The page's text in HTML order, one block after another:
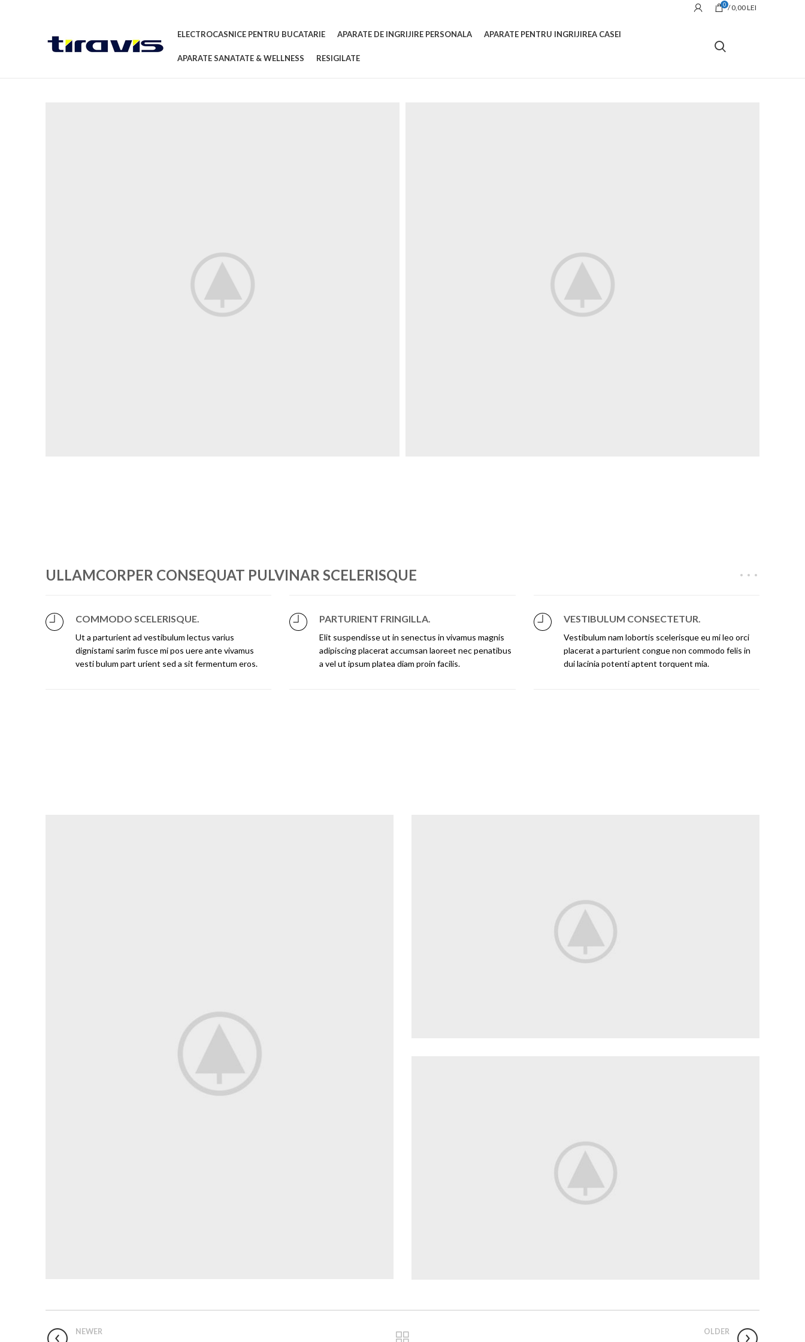
0 / 0,00LEI
ELECTROCASNICE PENTRU BUCATARIE APARATE DE INGRIJIRE PERSONALA APARATE PENTRU INGRIJIREA CASEI
APARATE SANATATE & WELLNESS RESIGILATE
ULLAMCORPER CONSEQUAT PULVINAR SCELERISQUE
COMMODO SCELERISQUE.
Ut a parturient ad vestibulum lectus varius
dignistami sarim fusce mi pos uere ante vivamus
vesti bulum part urient sed a sit fermentum eros.
PARTURIENT FRINGILLA.
Elit suspendisse ut in senectus in vivamus magnis
adipiscing placerat accumsan laoreet nec penatibus
a vel ut ipsum platea diam proin facilis.
VESTIBULUM CONSECTETUR.
Vestibulum nam lobortis scelerisque eu mi leo orci
placerat a parturient congue non commodo felis in
dui lacinia potenti aptent torquent mia.
NEWER
OLDER